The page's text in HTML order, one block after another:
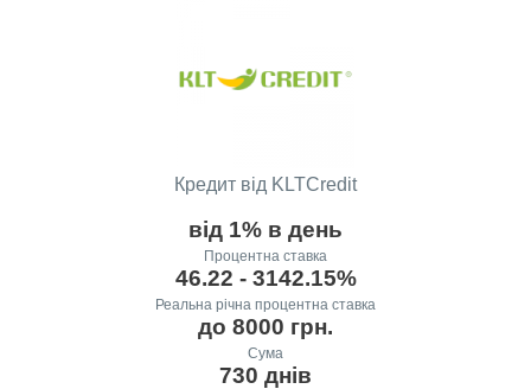
Кредит від KLTCredit
від 1% в день
Процентна ставка
46.22 - 3142.15%
Реальна річна процентна ставка
до 8000 грн.
Сума
730 днів